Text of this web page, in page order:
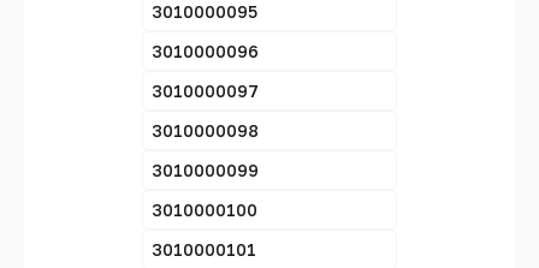
3010000095
3010000096
3010000097
3010000098
3010000099
3010000100
3010000101